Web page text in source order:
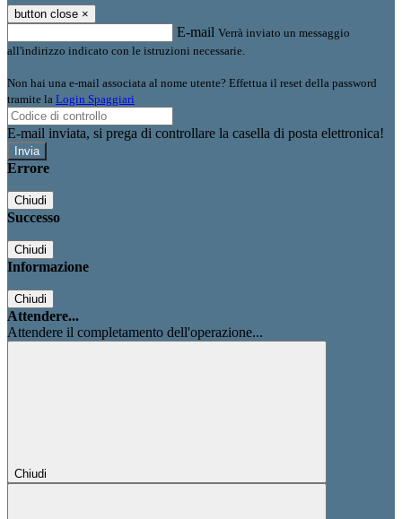
button close ×
E-mail Verrà inviato un messaggio
all'indirizzo indicato con le istruzioni necessarie.
Non hai una e-mail associata al nome utente? Effettua il reset della password
tramite la Login Spaggiari
E-mail inviata, si prega di controllare la casella di posta elettronica!
Errore
Chiudi
Successo
Chiudi
Informazione
Chiudi
Attendere...
Attendere il completamento dell'operazione...
Chiudi